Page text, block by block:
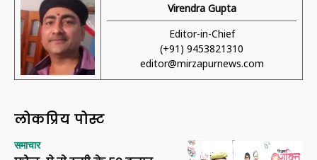
Virendra Gupta
Editor-in-Chief
(+91) 9453821310
editor@mirzapurnews.com
लोकप्रिय पोस्ट
समाचार